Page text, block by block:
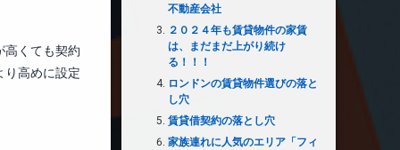
高くても契約
り高めに設定
不動産会社
２０２４年も賃貸物件の家賃
は、まだまだ上がり続け
る！！！
ロンドンの賃貸物件選びの落と
し穴
賃貸借契約の落とし穴
家族連れに人気のエリア「フィ